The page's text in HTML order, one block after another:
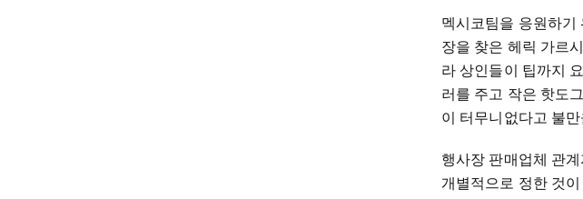
멕시코팀을 응원하기
장을 찾은 헤릭 가르
라 상인들이 팁까지
러를 주고 작은 핫도
이 터무니없다고 불
행사장 판매업체 관
개별적으로 정한 것